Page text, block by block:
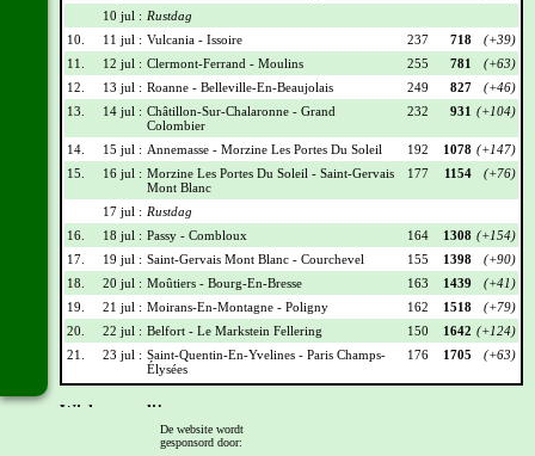
10 jul : Rustdag
10.
11 jul : Vulcania - Issoire 237 718
(+39)
11.
12 jul : Clermont-Ferrand - Moulins 255 781
(+63)
12.
13 jul : Roanne - Belleville-En-Beaujolais 249 827
(+46)
13.
14 jul : Châtillon-Sur-Chalaronne - Grand
Colombier
232 931 (+104)
14. 15 jul : Annemasse - Morzine Les Portes Du Soleil 192 1078 (+147)
15.
16 jul : Morzine Les Portes Du Soleil - Saint-Gervais
Mont Blanc
177 1154 (+76)
17 jul : Rustdag
16.
18 jul : Passy - Combloux 164 1308 (+154)
17.
19 jul : Saint-Gervais Mont Blanc - Courchevel 155 1398
(+90)
18.
20 jul : Moûtiers - Bourg-En-Bresse 163 1439
(+41)
19.
21 jul : Moirans-En-Montagne - Poligny 162 1518
(+79)
20.
22 jul : Belfort - Le Markstein Fellering 150 1642 (+124)
21.
23 jul : Saint-Quentin-En-Yvelines - Paris Champs-
Élysées
176 1705 (+63)
Wielrennerslijst
De website wordt
gesponsord door: